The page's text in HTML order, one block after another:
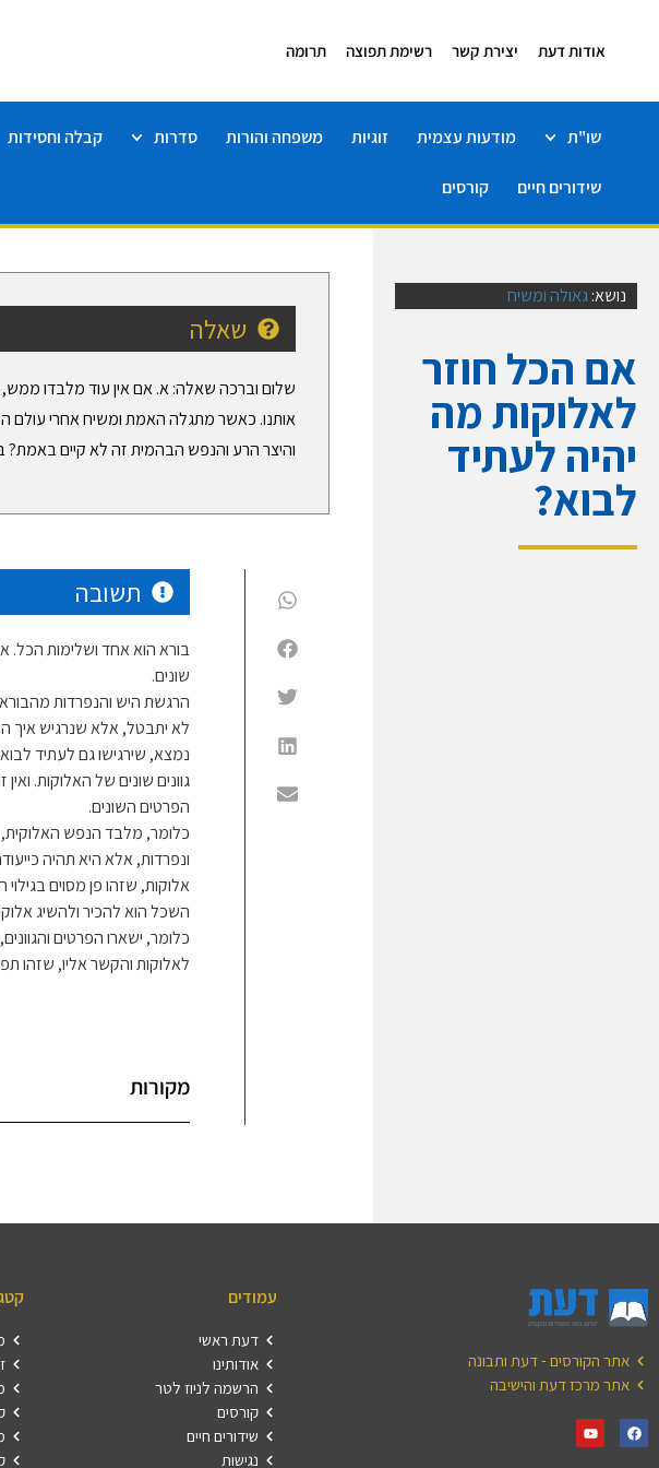
אודות דעת יצירת קשר רשימת תפוצה תרומה
שו"ת מודעות עצמית זוגיות משפחה והורות סדרות קבלה וחסידות
שידורים חיים קורסים
נושא:גאולה ומשיח
אם הכל חוזר
לאלוקות מה
יהיה לעתיד
לבוא?
שאלה
שלום וברכה שאלה: א. אם אין עוד מלבדו
אותנו. כאשר מתגלה האמת ומשיח אחרי עולם
והיצר הרע והנפש הבהמית זה לא קיים באמת?
תשובה
בורא הוא אחד ושלימות הכל.
שונים.
הרגשת היש והנפרדות מהבורא
לא יתבטל, אלא שנרגיש איך
נמצא, שירגישו גם לעתיד
גוונים שונים של האלוקות.
הפרטים השונים.
כלומר, מלבד הנפש
ונפרדות, אלא היא תהיה
אלוקות, שזהו פן מסוים
השכל הוא להכיר ולהשיג
כלומר, ישארו הפרטים
לאלוקות והקשר אליו, שזהו
מקורות
אתר הקורסים - דעת ותבונה
אתר מרכז דעת והישיבה
עמודים
דעת ראשי
אודותינו
הרשמה לניוז לטר
קורסים
שידורים חיים
נגישות